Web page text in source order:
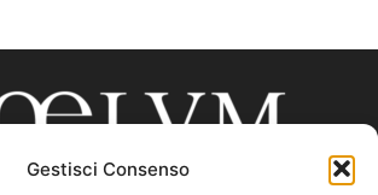
Gestisci Consenso